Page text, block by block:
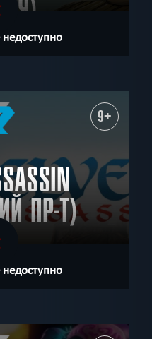
9+
ПР-Т)